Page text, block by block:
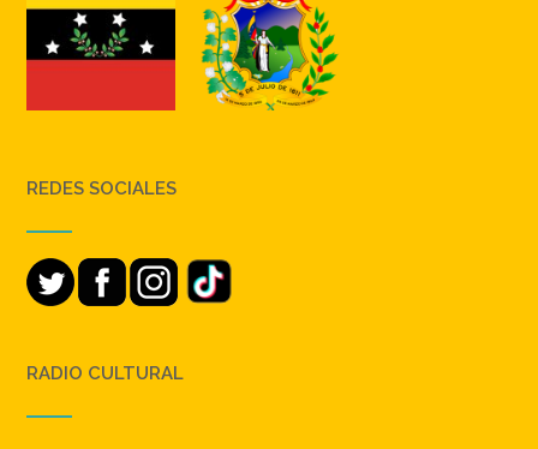
REDES SOCIALES
RADIO CULTURAL